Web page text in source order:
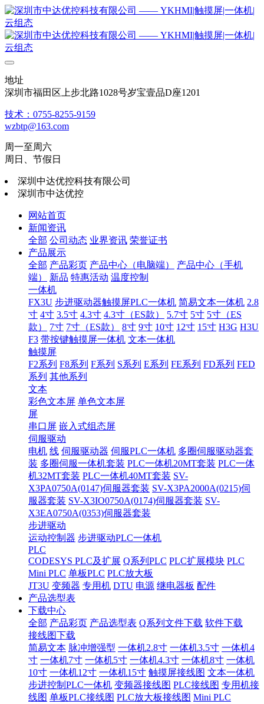
地址
深圳市福田区上步北路1028号岁宝壹品D座1201
技术：0755-8255-9159
wzbtp@163.com
周一至周六
周日、节假日
深圳中达优控科技有限公司
深圳市中达优控
网站首页
新闻资讯
全部 公司动态 业界资讯 荣誉证书
产品展示
全部 产品彩页 产品中心（电脑端）
产品中心（手机
端）
新品 特惠活动 温度控制
一体机
FX3U 步进驱动器触摸屏PLC一体机 简易文本一体机 2.8
寸 4寸 3.5寸 4.3寸 4.3寸（ES款） 5.7寸 5寸 5寸（ES
款）
7寸 7寸（ES款） 8寸 9寸 10寸 12寸 15寸 H3G H3U
F3 带按键触摸屏一体机 文本一体机
触摸屏
F2系列 F8系列 F系列 S系列 E系列 FE系列 FD系列 FED
系列 其他系列
文本
彩色文本屏 单色文本屏
屏
串口屏 嵌入式组态屏
伺服驱动
电机 线 伺服驱动器 伺服PLC一体机 多圈伺服驱动器套
装 多圈伺服一体机套装 PLC一体机20MT套装 PLC一体
机32MT套装 PLC一体机40MT套装 SV-
X3PA0750A(0147)伺服器套装 SV-X3PA2000A(0215)伺
服器套装 SV-X3IO0750A(0174)伺服器套装 SV-
X3EA0750A(0353)伺服器套装
步进驱动
运动控制器 步进驱动PLC一体机
PLC
CODESYS PLC及扩展 Q系列PLC PLC扩展模块 PLC
Mini PLC 单板PLC PLC放大板
JT3U 变频器 专用机 DTU 电源 继电器板 配件
产品选型表
下载中心
全部 产品彩页 产品选型表 Q系列文件下载 软件下载
接线图下载
简易文本 脉冲增强型 一体机2.8寸 一体机3.5寸 一体机4
寸 一体机7寸 一体机5寸 一体机4.3寸 一体机8寸 一体机
10寸 一体机12寸 一体机15寸 触摸屏接线图 文本一体机
步进控制PLC一体机 变频器接线图 PLC接线图 专用机接
线图 单板PLC接线图 PLC放大板接线图 Mini PLC